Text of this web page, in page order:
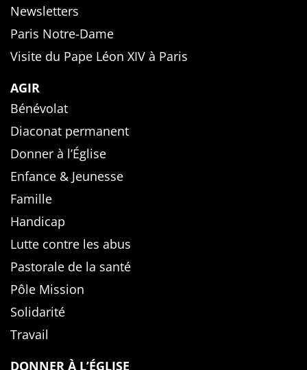
Newsletters
Paris Notre-Dame
Visite du Pape Léon XIV à Paris
AGIR
Bénévolat
Diaconat permanent
Donner à l’Église
Enfance & Jeunesse
Famille
Handicap
Lutte contre les abus
Pastorale de la santé
Pôle Mission
Solidarité
Travail
DONNER À L’ÉGLISE